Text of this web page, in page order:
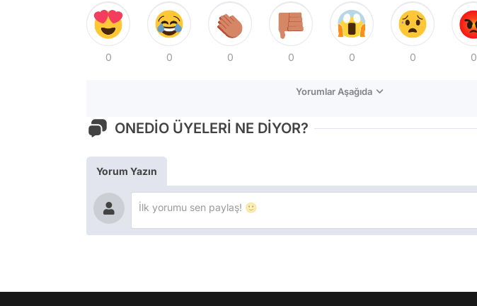
0 0 0 0 0 0 0
Yorumlar Aşağıda
ONEDİO ÜYELERİ NE DİYOR?
Yorum Yazın